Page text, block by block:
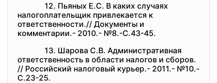
12. Пьяных Е.С. В каких случаях
налогоплательщик привлекается к
ответственности.// Документы и
комментарии.- 2010.- №8.-С.43-45.
13. Шарова С.В. Административная
ответственность в области налогов и сборов.
// Российский налоговый курьер.- 2011.- №10.-
С.23-25.